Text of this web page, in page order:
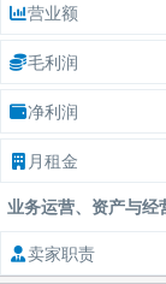
营业额
毛利润
净利润
月租金
业务运营、资产与经
卖家职责